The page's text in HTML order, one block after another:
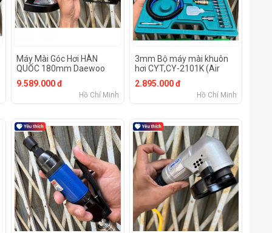
Máy Mài Góc Hơi HÀN
QUỐC 180mm Daewoo
DAG-7LGA (Made in
Korea) (7" ANGLE GRINDER
9.589.000 đ
Hồ Chí Minh
3mm Bộ máy mài khuôn
hơi CYT,CY-2101K (Air
Micro Die Grinder KIT)
2.895.000 đ
Hồ Chí Minh